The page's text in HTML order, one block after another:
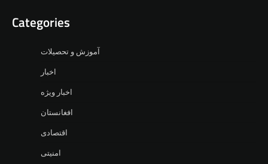
Categories
آموزش و تحصیلات
اخبار
اخبار ویژه
افغانستان
اقتصادی
امنیتی